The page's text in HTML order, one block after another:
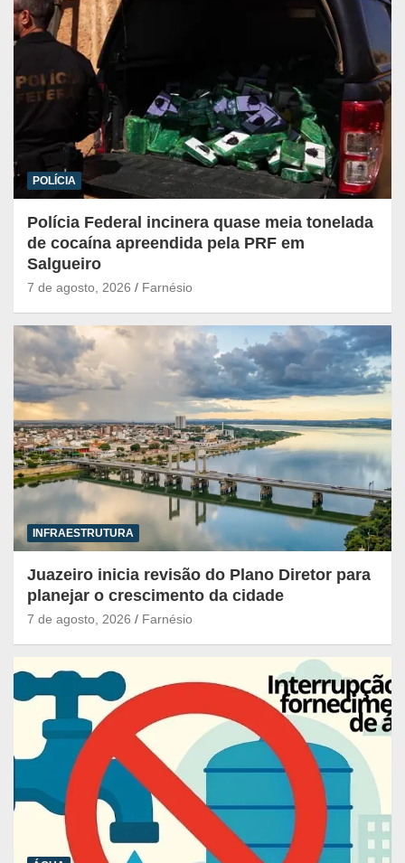
POLÍCIA
Polícia Federal incinera quase meia tonelada
de cocaína apreendida pela PRF em
Salgueiro
7 de agosto, 2026 Farnésio
INFRAESTRUTURA
Juazeiro inicia revisão do Plano Diretor para
planejar o crescimento da cidade
7 de agosto, 2026 Farnésio